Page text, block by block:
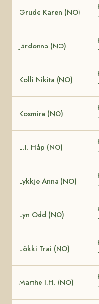
Grude Karen (NO)
Järdonna (NO)
Kolli Nikita (NO)
Kosmira (NO)
L.I. Håp (NO)
Lykkje Anna (NO)
Lyn Odd (NO)
Lökki Trai (NO)
Marthe I.H. (NO)